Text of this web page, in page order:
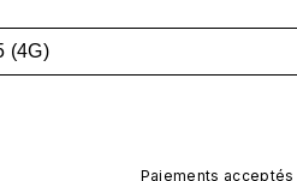
(4G)
Paiements acceptés